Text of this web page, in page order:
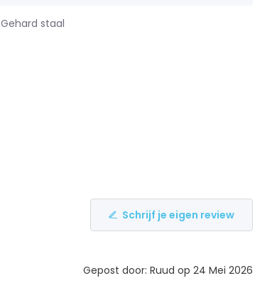
Gehard staal
Schrijf je eigen review
Gepost door: Ruud op 24 Mei 2026